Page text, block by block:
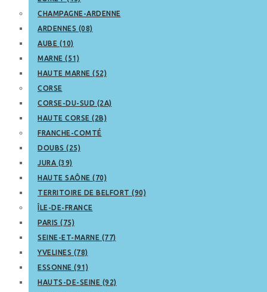
CHAMPAGNE-ARDENNE
ARDENNES (08)
AUBE (10)
MARNE (51)
HAUTE MARNE (52)
CORSE
CORSE-DU-SUD (2A)
HAUTE CORSE (2B)
FRANCHE-COMTÉ
DOUBS (25)
JURA (39)
HAUTE SAÔNE (70)
TERRITOIRE DE BELFORT (90)
ÎLE-DE-FRANCE
PARIS (75)
SEINE-ET-MARNE (77)
YVELINES (78)
ESSONNE (91)
HAUTS-DE-SEINE (92)